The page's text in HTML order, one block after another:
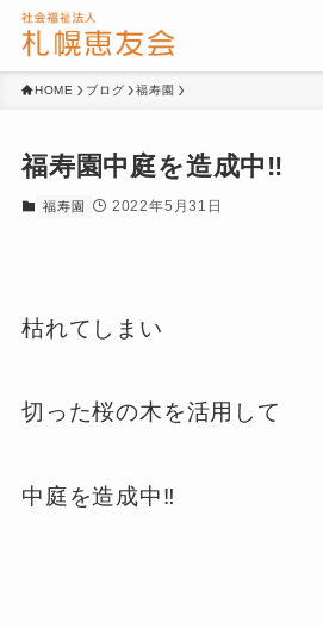
HOME ブログ 福寿園
福寿園中庭を造成中‼︎
福寿園 2022年5月31日
枯れてしまい
切った桜の木を活用して
中庭を造成中‼︎